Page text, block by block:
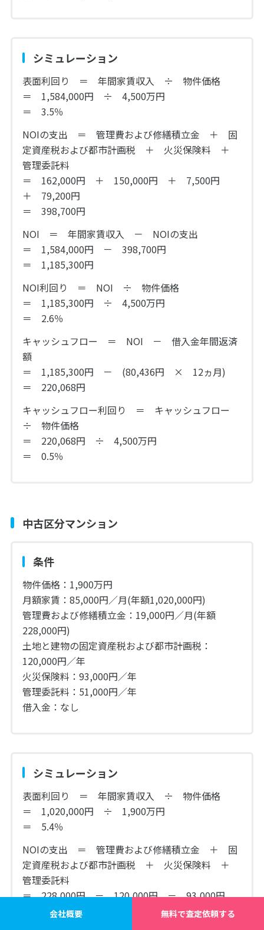
シミュレーション
表面利回り ＝ 年間家賃収入 ÷ 物件価格
＝ 1,584,000円 ÷ 4,500万円
＝ 3.5％
NOIの支出 ＝ 管理費および修繕積立金 ＋ 固
定資産税および都市計画税 ＋ 火災保険料 ＋
管理委託料
＝ 162,000円 ＋ 150,000円 ＋ 7,500円
＋ 79,200円
＝ 398,700円
NOI ＝ 年間家賃収入 － NOIの支出
＝ 1,584,000円 － 398,700円
＝ 1,185,300円
NOI利回り ＝ NOI ÷ 物件価格
＝ 1,185,300円 ÷ 4,500万円
＝ 2.6％
キャッシュフロー ＝ NOI － 借入金年間返済
額
＝ 1,185,300円 － (80,436円 × 12ヵ月)
＝ 220,068円
キャッシュフロー利回り ＝ キャッシュフロー
÷ 物件価格
＝ 220,068円 ÷ 4,500万円
＝ 0.5％
中古区分マンション
条件
物件価格：1,900万円
月額家賃：85,000円／月(年額1,020,000円)
管理費および修繕積立金：19,000円／月(年額
228,000円)
土地と建物の固定資産税および都市計画税：
120,000円／年
火災保険料：93,000円／年
管理委託料：51,000円／年
借入金：なし
シミュレーション
表面利回り ＝ 年間家賃収入 ÷ 物件価格
＝ 1,020,000円 ÷ 1,900万円
＝ 5.4％
NOIの支出 ＝ 管理費および修繕積立金 ＋ 固
定資産税および都市計画税 ＋ 火災保険料 ＋
管理委託料
＝ 228,000円 － 120,000円 － 93,000円
－ 51,000円
会社概要 無料で査定依頼する